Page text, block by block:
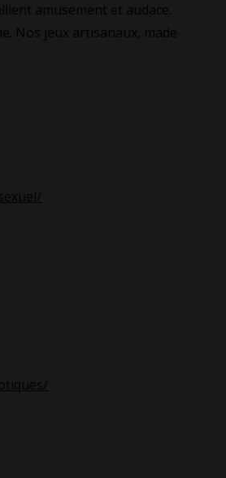
amusement et audace.
Nos jeux artisanaux, made